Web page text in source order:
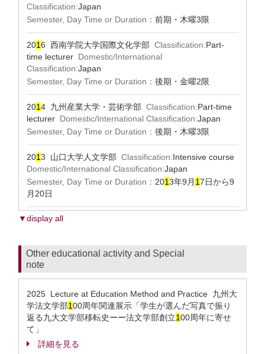
Classification:Japan
Semester, Day Time or Duration： 前期・木曜3限
2016 西南学院大学国際文化学部 Classification:Part-
time lecturer Domestic/International
Classification:Japan
Semester, Day Time or Duration： 後期・金曜2限
2014 九州産業大学・芸術学部 Classification:Part-time
lecturer Domestic/International Classification:Japan
Semester, Day Time or Duration： 後期・木曜3限
2013 山口大学人文学部 Classification:Intensive course
Domestic/International Classification:Japan
Semester, Day Time or Duration： 2013年9月 17日から9
月20日
▼display all
Other educational activity and Special
note
2025 Lecture at Education Method and Practice 九州大
学法文学部100周年関連展示「学生が選んだ写真で振り
返る九大文学部移転史ーー法文学部創立100周年に寄せ
て」
詳細を見る